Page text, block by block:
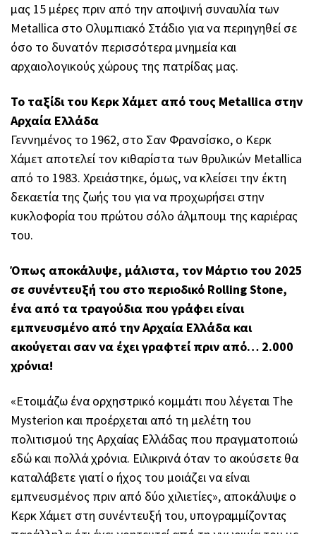
μας 15 μέρες πριν από την αποψινή συναυλία των
Metallica στο Ολυμπιακό Στάδιο για να περιηγηθεί σε
όσο το δυνατόν περισσότερα μνημεία και
αρχαιολογικούς χώρους της πατρίδας μας.
Το ταξίδι του Κερκ Χάμετ από τους Metallica στην
Αρχαία Ελλάδα
Γεννημένος το 1962, στο Σαν Φρανσίσκο, ο Κερκ
Χάμετ αποτελεί τον κιθαρίστα των θρυλικών Metallica
από το 1983. Χρειάστηκε, όμως, να κλείσει την έκτη
δεκαετία της ζωής του για να προχωρήσει στην
κυκλοφορία του πρώτου σόλο άλμπουμ της καριέρας
του.
Όπως αποκάλυψε, μάλιστα, τον Μάρτιο του 2025
σε συνέντευξή του στο περιοδικό Rolling Stone,
ένα από τα τραγούδια που γράφει είναι
εμπνευσμένο από την Αρχαία Ελλάδα και
ακούγεται σαν να έχει γραφτεί πριν από… 2.000
χρόνια!
«Ετοιμάζω ένα ορχηστρικό κομμάτι που λέγεται The
Mysterion και προέρχεται από τη μελέτη του
πολιτισμού της Αρχαίας Ελλάδας που πραγματοποιώ
εδώ και πολλά χρόνια. Ειλικρινά όταν το ακούσετε θα
καταλάβετε γιατί ο ήχος του μοιάζει να είναι
εμπνευσμένος πριν από δύο χιλιετίες», αποκάλυψε ο
Κερκ Χάμετ στη συνέντευξή του, υπογραμμίζοντας